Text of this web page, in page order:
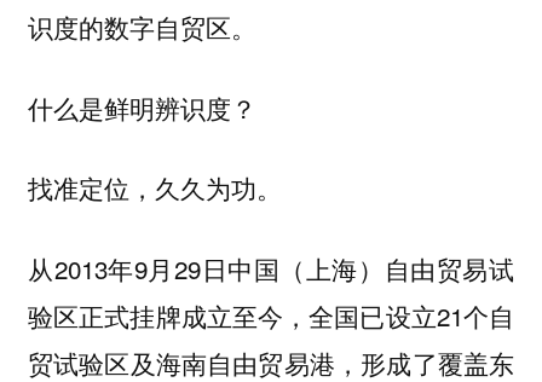
识度的数字自贸区。
什么是鲜明辨识度？
找准定位，久久为功。
从2013年9月29日中国（上海）自由贸易试
验区正式挂牌成立至今，全国已设立21个自
贸试验区及海南自由贸易港，形成了覆盖东